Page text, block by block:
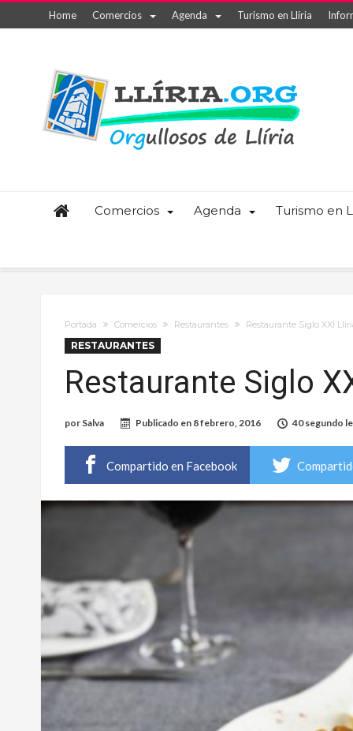
Home Comercios Agenda Turismo en Llíria
Comercios Agenda Turismo en
Portada Comercios Restaurantes Restaurante Siglo XXI
RESTAURANTES
Restaurante Siglo
por Salva Publicado en 8 febrero, 2016 40 segundo
Compartido en Facebook